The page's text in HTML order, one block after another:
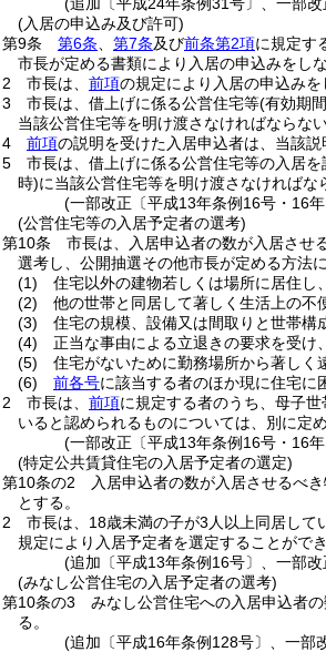
(入居の申込み及び許可)
第9条
第6条 第7条及び前条第2項に規定す
市長が定める書類により入居の申込みをし
2
市長は、 前項の規定により入居の申込みを
3
市長は、借上げに係る公営住宅等(有効期
当該公営住宅等を明け渡さなければならな
4
前項の説明を受けた入居申込者は、当該
5
市長は、借上げに係る公営住宅等の入居
時)に当該公営住宅等を明け渡さなければな
(一部改正〔平成13年条例16号・16
(公営住宅等の入居予定者の選考)
第10条
市長は、入居申込者の数が入居させ
選考し、公開抽選その他市長が定める方法
(1)
住宅以外の建物若しくは場所に居住
(2)
他の世帯と同居して著しく生活上の
(3)
住宅の規模、設備又は間取りと世帯
(4)
正当な事由による立退きの要求を受
(5)
住宅がないために勤務場所から著し
(6)
前各号に該当する者のほか現に住宅に
2
市長は、 前項に規定する者のうち、母子
いると認められるものについては、別に定
(一部改正〔平成13年条例16号・16
(特定公共賃貸住宅の入居予定者の選定)
第10条の2
入居申込者の数が入居させるべ
とする。
2
市長は、18歳未満の子が3人以上同居し
規定により入居予定者を選定することができ
(追加〔平成13年条例16号〕、一部
(みなし公営住宅の入居予定者の選考)
第10条の3
みなし公営住宅への入居申込者
る。
(追加〔平成16年条例128号〕、一部